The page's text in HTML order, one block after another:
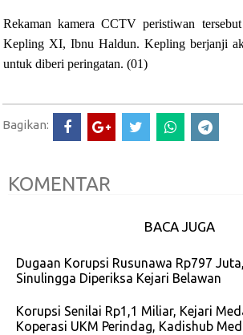
Rekaman kamera CCTV peristiwan
Kepling XI, Ibnu Haldun. Kepling berjanji
untuk diberi peringatan. (01)
Bagikan:
KOMENTAR
BACA JUGA
Dugaan Korupsi Rusunawa Rp797
Sinulingga Diperiksa Kejari Belawan
Korupsi Senilai Rp1,1 Miliar, Kejari
Koperasi UKM Perindag, Kadishub